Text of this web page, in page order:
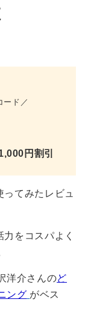
ード
円割引
てみたレビュ
をコスパよく
洋介さんのど
ング がベス